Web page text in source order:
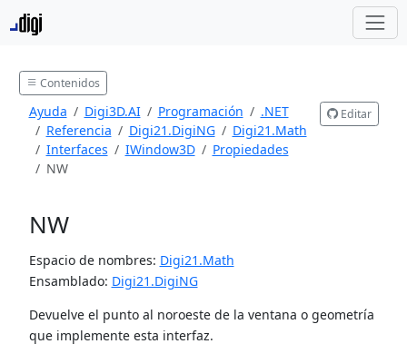
Contenidos
Ayuda Digi3D.AI Programación
.NET
Referencia
Digi21.DigiNG
Digi21.Math
Interfaces
IWindow3D
Propiedades
NW
Editar
NW
Espacio de nombres: Digi21.Math
Ensamblado: Digi21.DigiNG
Devuelve el punto al noroeste de la ventana o geometría
que implemente esta interfaz.